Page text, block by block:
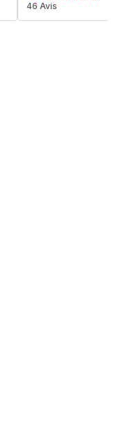
ratings.4.6
46 Avis